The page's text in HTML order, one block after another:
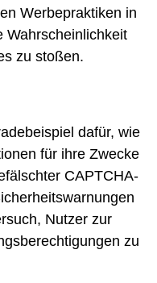
Werbepraktiken in
Wahrscheinlichkeit
zu stoßen.
dafür, wie
für ihre Zwecke
CAPTCHA-
Nutzer zur
zu